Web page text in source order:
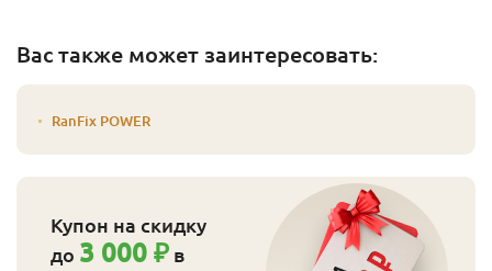
Вас также может заинтересовать:
RanFix POWER
Купон на скидку
до 3 000 ₽ в